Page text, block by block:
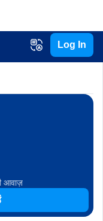
Log In
आवाज़